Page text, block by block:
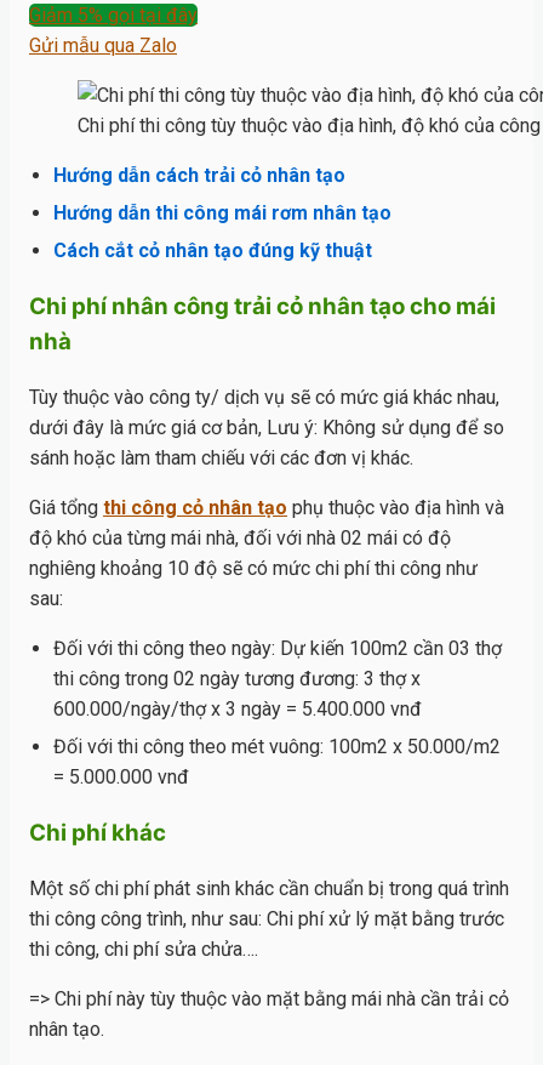
Giảm 5% gọi tại đây
Gửi mẫu qua Zalo
Chi phí thi công tùy thuộc vào địa hình, độ khó của
Hướng dẫn cách trải cỏ nhân tạo
Hướng dẫn thi công mái rơm nhân tạo
Cách cắt cỏ nhân tạo đúng kỹ thuật
Chi phí nhân công trải cỏ nhân tạo cho mái
nhà
Tùy thuộc vào công ty/ dịch vụ sẽ có mức giá khác nhau,
dưới đây là mức giá cơ bản, Lưu ý: Không sử dụng để so
sánh hoặc làm tham chiếu với các đơn vị khác.
Giá tổng thi công cỏ nhân tạo phụ thuộc vào địa hình và
độ khó của từng mái nhà, đối với nhà 02 mái có độ
nghiêng khoảng 10 độ sẽ có mức chi phí thi công như
sau:
Đối với thi công theo ngày: Dự kiến 100m2 cần 03 thợ
thi công trong 02 ngày tương đương: 3 thợ x
600.000/ngày/thợ x 3 ngày = 5.400.000 vnđ
Đối với thi công theo mét vuông: 100m2 x 50.000/m2
= 5.000.000 vnđ
Chi phí khác
Một số chi phí phát sinh khác cần chuẩn bị trong quá trình
thi công công trình, như sau: Chi phí xử lý mặt bằng trước
thi công, chi phí sửa chửa….
=> Chi phí này tùy thuộc vào mặt bằng mái nhà cần trải cỏ
nhân tạo.